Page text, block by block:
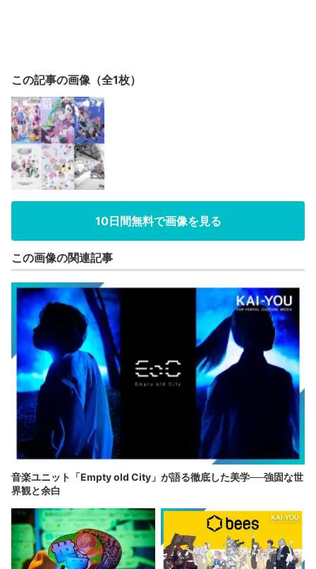
この記事の画像（全1枚）
10日間無料で画像を見る
この画像の関連記事
音楽ユニット「Empty old City」が語る徹底した美学──強固な世
界観と余白